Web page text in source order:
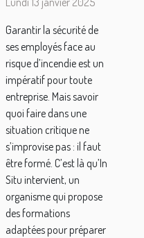
celles
proposées
par
l’organisme
In Situ ?
Garantir la sécurité de
ses employés face au
risque d’incendie est un
impératif pour toute
entreprise. Mais savoir
quoi faire dans une
situation critique ne
s’improvise pas : il faut
être formé. C’est là qu’In
Situ intervient, un
organisme qui propose
des formations
adaptées pour préparer